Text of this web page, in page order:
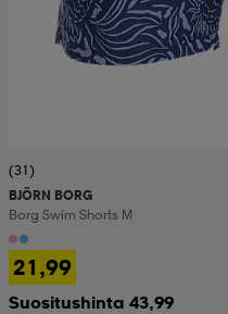
(31)
BJÖRN BORG
Borg Swim Shorts M
21,99
Suositushinta 43,99